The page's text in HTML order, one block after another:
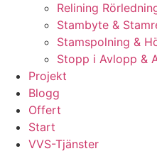
Relining
Stambyte &
Stamspolning &
Stopp i Avlopp &
Projekt
Blogg
Offert
Start
VVS-Tjänster